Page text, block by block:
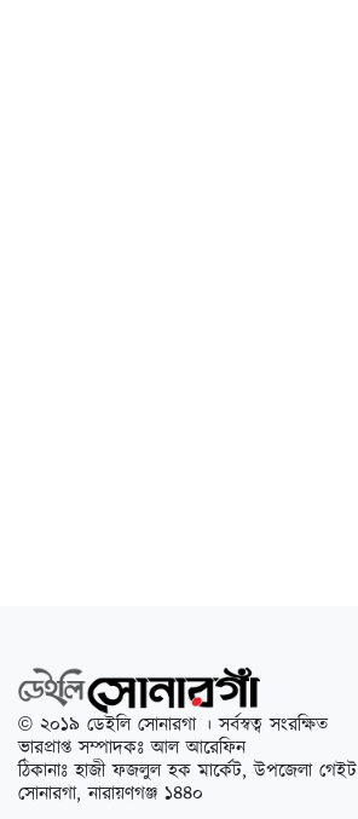
© ২০১৯ ডেইলি সোনারগা । সর্বস্বত্ব সংরক্ষিত
ভারপ্রাপ্ত সম্পাদকঃ আল আরেফিন
ঠিকানাঃ হাজী ফজলুল হক মার্কেট, উপজেলা গেইট
সোনারগা, নারায়ণগঞ্জ ১৪৪০